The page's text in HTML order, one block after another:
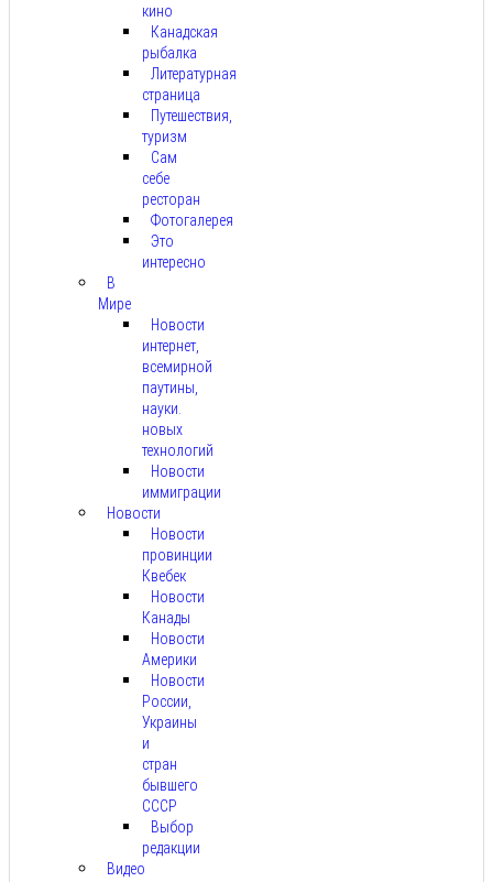
кино
Канадская
рыбалка
Литературная
страница
Путешествия,
туризм
Сам
себе
ресторан
Фотогалерея
Это
интересно
В
Мире
Новости
интернет,
всемирной
паутины,
науки.
новых
технологий
Новости
иммиграции
Новости
Новости
провинции
Квебек
Новости
Канады
Новости
Америки
Новости
России,
Украины
и
стран
бывшего
СССР
Выбор
редакции
Видео